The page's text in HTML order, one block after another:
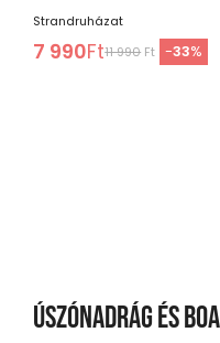
Strandruházat
7 990Ft11 990 Ft -33%
Úszónadrág és